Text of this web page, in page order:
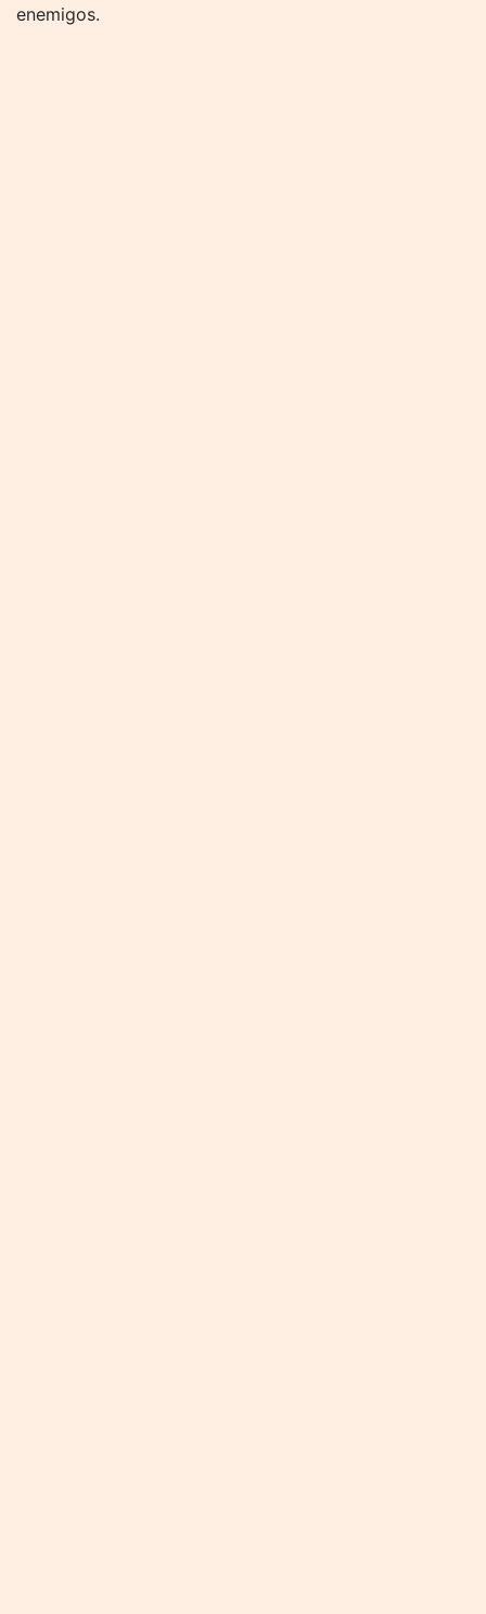
enemigos.